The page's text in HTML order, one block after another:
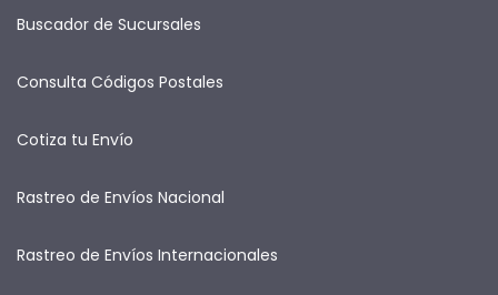
Buscador de Sucursales
Consulta Códigos Postales
Cotiza tu Envío
Rastreo de Envíos Nacional
Rastreo de Envíos Internacionales